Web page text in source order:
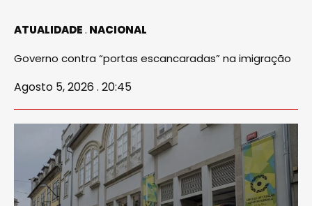
ATUALIDADE NACIONAL
Governo contra “portas escancaradas” na imigração
Agosto 5, 2026 . 20:45